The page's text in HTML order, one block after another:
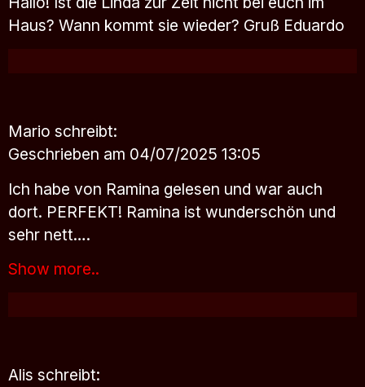
Haus? Wann kommt sie wieder? Gruß Eduardo
Mario schreibt:
Geschrieben am 04/07/2025 13:05
Ich habe von Ramina gelesen und war auch
dort. PERFEKT! Ramina ist wunderschön und
sehr nett….
Show more..
Alis schreibt: